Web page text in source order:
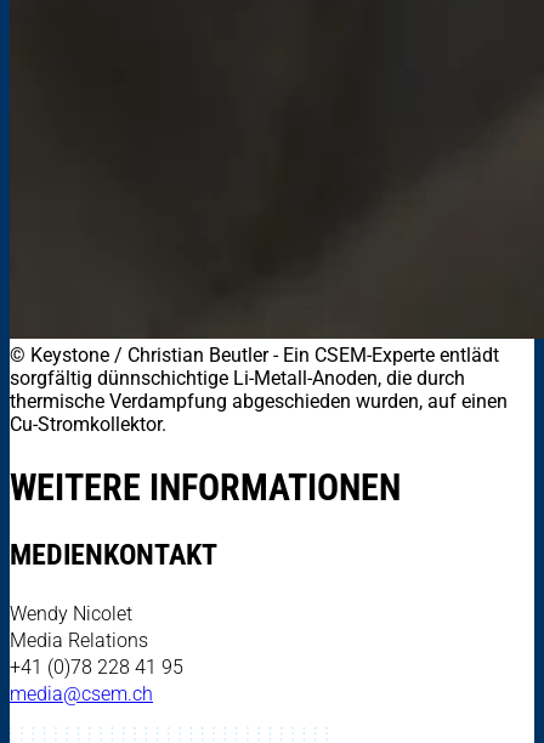
© Keystone / Christian Beutler- Ein CSEM-Experte entlädt
sorgfältig dünnschichtige Li-Metall-Anoden, die durch
thermische Verdampfung abgeschieden wurden, auf einen
Cu-Stromkollektor.
WEITERE INFORMATIONEN
MEDIENKONTAKT
Wendy Nicolet
Media Relations
+41 (0)78 228 41 95
media@csem.ch